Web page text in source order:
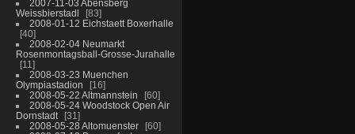
2007-11-03 Abensberg
Weissbierstadl
83
2008-01-12 Eichstaett Boxerhalle
40
2008-02-04 Neumarkt
Rosenmontagsball-Grosse-Jurahalle
11
2008-03-23 Muenchen
Olympiastadion
16
2008-05-22 Altmannstein
60
2008-05-24 Woodstock Open Air
Dornstadt
31
2008-05-28 Altomuenster
60